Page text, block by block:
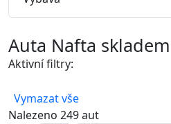
Auta Nafta skladem
Aktivní filtry:
Vymazat vše
Nalezeno 249 aut